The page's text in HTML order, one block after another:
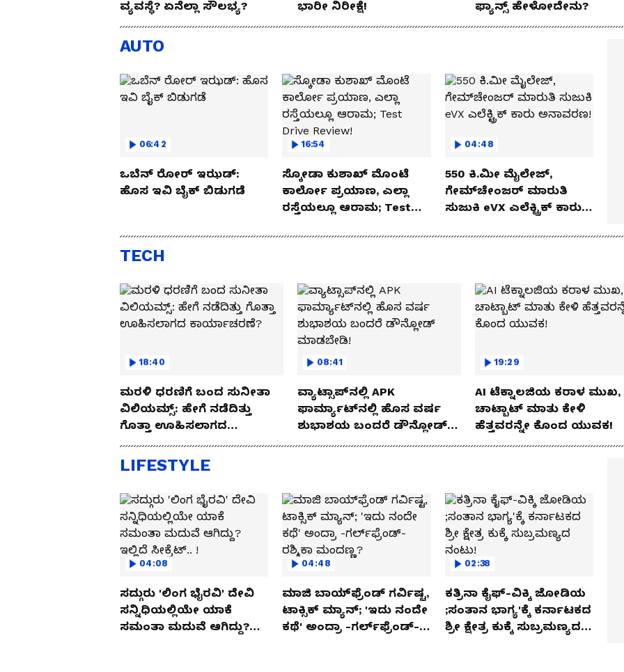
ವ್ಯವಸ್ಥೆ? ಏನೆಲ್ಲಾ ಸೌಲಭ್ಯ?
ಭಾರೀ ನಿರೀಕ್ಷೆ!
ಫ್ಯಾನ್ಸ್ ಹೇಳೋದೇನು?
AUTO
06:42
ಒಬೆನ್ ರೋರ್ ಇಝಡ್:
ಹೊಸ ಇವಿ ಬೈಕ್ ಬಿಡುಗಡೆ
16:54
ಸ್ಕೋಡಾ ಕುಶಾಖ್ ಮೊಂಟೆ
ಕಾರ್ಲೋ ಪ್ರಯಾಣ, ಎಲ್ಲಾ
ರಸ್ತೆಯಲ್ಲೂ ಆರಾಮ; Test
04:48
550 ಕಿ.ಮೀ ಮೈಲೇಜ್,
ಗೇಮ್‌ಚೇಂಜರ್ ಮಾರುತಿ
ಸುಜುಕಿ eVX ಎಲೆಕ್ಟ್ರಿಕ್ ಕಾರು
TECH
18:40
ಮರಳಿ ಧರಣಿಗೆ ಬಂದ ಸುನೀತಾ
ವಿಲಿಯಮ್ಸ್: ಹೇಗೆ ನಡೆದಿತ್ತು
ಗೊತ್ತಾ ಊಹಿಸಲಾಗದ
ಕಾರ್ಯಾಚರಣೆ?
08:41
ವ್ಯಾಟ್ಸಾಪ್‌ನಲ್ಲಿ APK
ಫಾರ್ಮ್ಯಾಟ್‌ನಲ್ಲಿ ಹೊಸ ವರ್ಷ
ಶುಭಾಶಯ ಬಂದರೆ ಡೌನ್ಲೋಡ್
ಮಾಡಬೇಡಿ!
19:29
AI ಟೆಕ್ನಾಲಜಿಯ ಕರಾಳ ಮುಖ,
ಚಾಟ್ಬಾಟ್ ಮಾತು ಕೇಳಿ
ಹೆತ್ತವರನ್ನೇ ಕೊಂದ ಯುವಕ!
LIFESTYLE
04:08
ಸದ್ಗುರು 'ಲಿಂಗ ಭೈರವಿ' ದೇವಿ
ಸನ್ನಿಧಿಯಲ್ಲಿಯೇ ಯಾಕೆ
ಸಮಂತಾ ಮದುವೆ ಆಗಿದ್ದು?
04:48
ಮಾಜಿ ಬಾಯ್‌ಫ್ರೆಂಡ್ ಗರ್ವಿಷ್ಟ,
ಟಾಕ್ಸಿಕ್ ಮ್ಯಾನ್; 'ಇದು ನಂದೇ
ಕಥೆ' ಅಂದ್ರಾ -ಗರ್ಲ್‌ಫ್ರೆಂಡ್-
02:38
ಕತ್ರಿನಾ ಕೈಫ್-ವಿಕ್ಕಿ ಜೋಡಿಯ
;ಸಂತಾನ ಭಾಗ್ಯ'ಕ್ಕೆ ಕರ್ನಾಟಕದ
ಶ್ರೀ ಕ್ಷೇತ್ರ ಕುಕ್ಕೆ ಸುಬ್ರಮಣ್ಯದ